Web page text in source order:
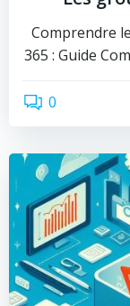
Comprendre
365 : Guide
0